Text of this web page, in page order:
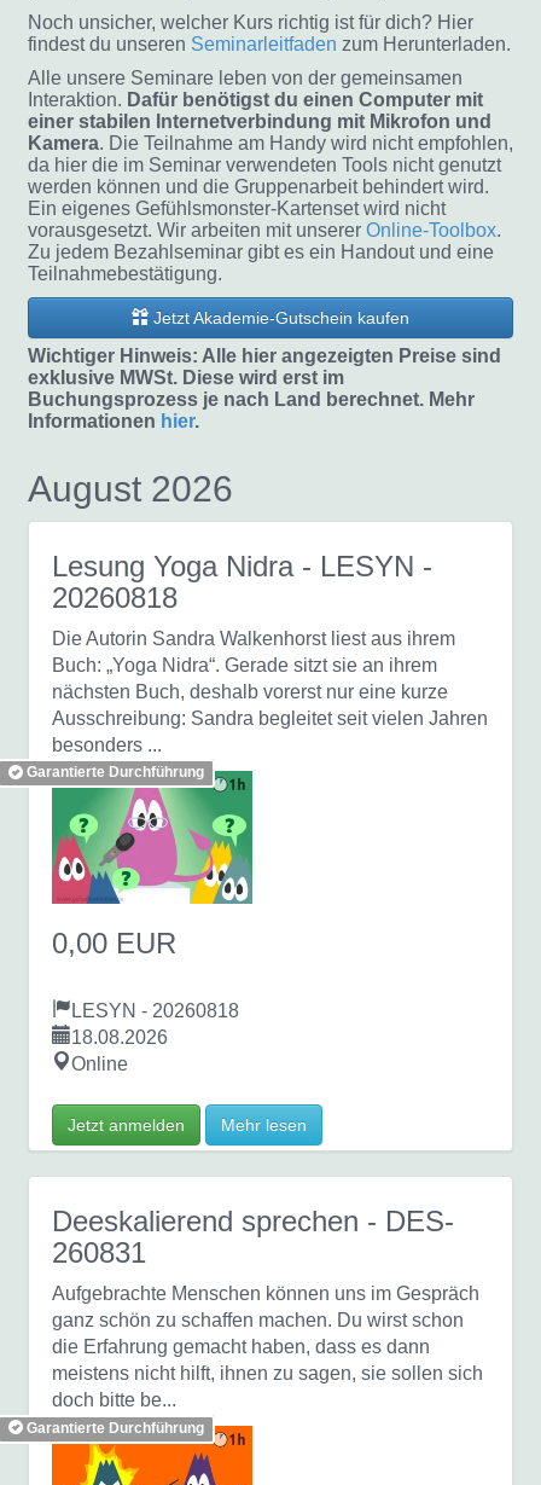
Noch unsicher, welcher Kurs richtig ist für dich? Hier
findest du unseren Seminarleitfaden zum Herunterladen.
Alle unsere Seminare leben von der gemeinsamen
Interaktion. Dafür benötigst du einen Computer mit
einer stabilen Internetverbindung mit Mikrofon und
Kamera. Die Teilnahme am Handy wird nicht empfohlen,
da hier die im Seminar verwendeten Tools nicht genutzt
werden können und die Gruppenarbeit behindert wird.
Ein eigenes Gefühlsmonster-Kartenset wird nicht
vorausgesetzt. Wir arbeiten mit unserer Online-Toolbox.
Zu jedem Bezahlseminar gibt es ein Handout und eine
Teilnahmebestätigung.
Jetzt Akademie-Gutschein kaufen
Wichtiger Hinweis: Alle hier angezeigten Preise sind
exklusive MWSt. Diese wird erst im
Buchungsprozess je nach Land berechnet. Mehr
Informationen hier.
August 2026
Lesung Yoga Nidra - LESYN -
20260818
Die Autorin Sandra Walkenhorst liest aus ihrem
Buch: „Yoga Nidra“. Gerade sitzt sie an ihrem
nächsten Buch, deshalb vorerst nur eine kurze
Ausschreibung: Sandra begleitet seit vielen Jahren
besonders ...
Garantierte Durchführung
0,00 EUR
LESYN - 20260818
18.08.2026
Online
Jetzt anmelden Mehr lesen
Deeskalierend sprechen - DES-
260831
Aufgebrachte Menschen können uns im Gespräch
ganz schön zu schaffen machen. Du wirst schon
die Erfahrung gemacht haben, dass es dann
meistens nicht hilft, ihnen zu sagen, sie sollen sich
doch bitte be...
Garantierte Durchführung